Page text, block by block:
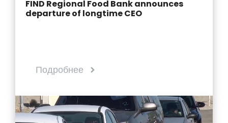
FIND Regional Food Bank announces
departure of longtime CEO
Подробнее